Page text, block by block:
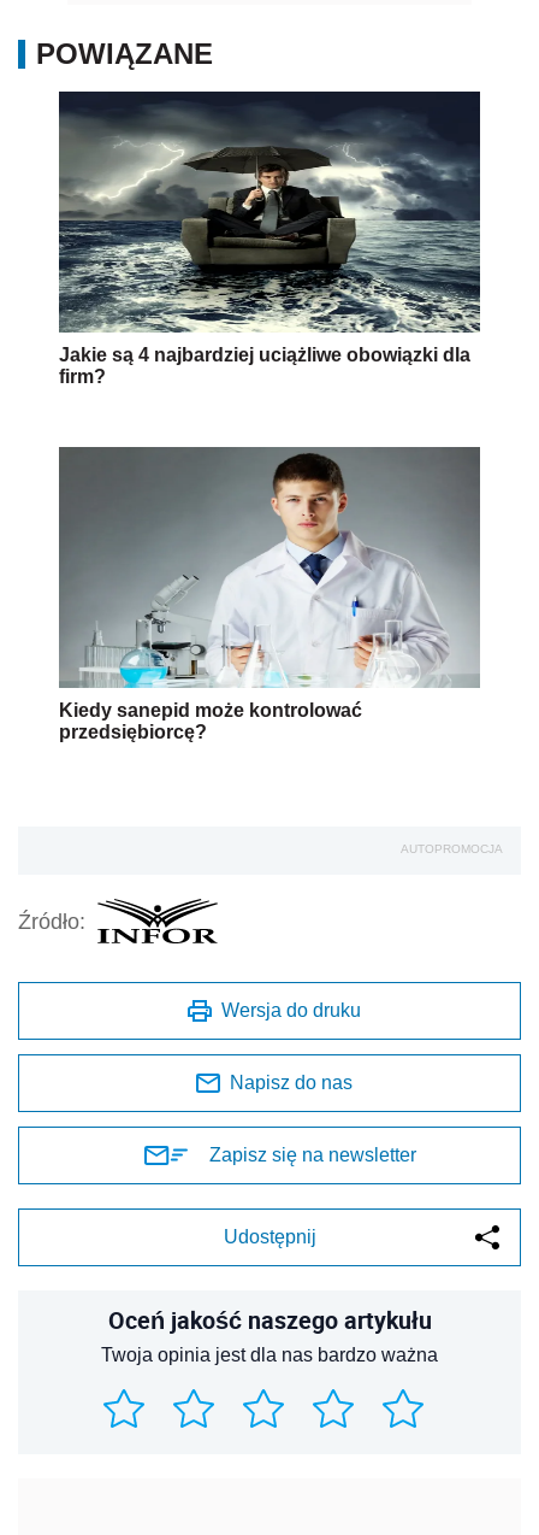
POWIĄZANE
Jakie są 4 najbardziej uciążliwe obowiązki dla
firm?
Kiedy sanepid może kontrolować
przedsiębiorcę?
AUTOPROMOCJA
Źródło:
Wersja do druku
Napisz do nas
Zapisz się na newsletter
Udostępnij
Oceń jakość naszego artykułu
Twoja opinia jest dla nas bardzo ważna